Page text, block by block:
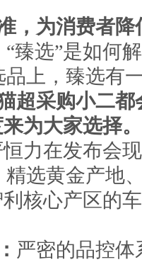
，为消费者
臻选”是如何
上，臻选有
超采购小二
为大家选择。
力在发布会
精选黄金产地
核心产区的
严密的品控体